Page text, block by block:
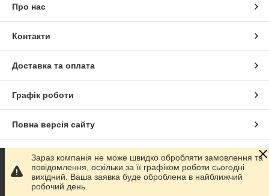
Про нас
Контакти
Доставка та оплата
Графік роботи
Повна версія сайту
Сайт створено на маркетплейсіProm.ua
Політика конфіденційності
Зараз компанія не може швидко обробляти замовлення та
повідомлення, оскільки за її графіком роботи сьогодні
вихідний. Ваша заявка буде оброблена в найближчий
робочий день.